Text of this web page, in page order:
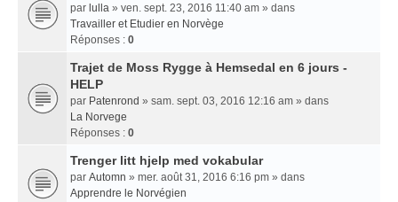
par lulla » ven. sept. 23, 2016 11:40 am » dans
Travailler et Etudier en Norvège
Réponses : 0
Trajet de Moss Rygge à Hemsedal en 6 jours -
HELP
par Patenrond » sam. sept. 03, 2016 12:16 am » dans
La Norvege
Réponses : 0
Trenger litt hjelp med vokabular
par Automn » mer. août 31, 2016 6:16 pm » dans
Apprendre le Norvégien